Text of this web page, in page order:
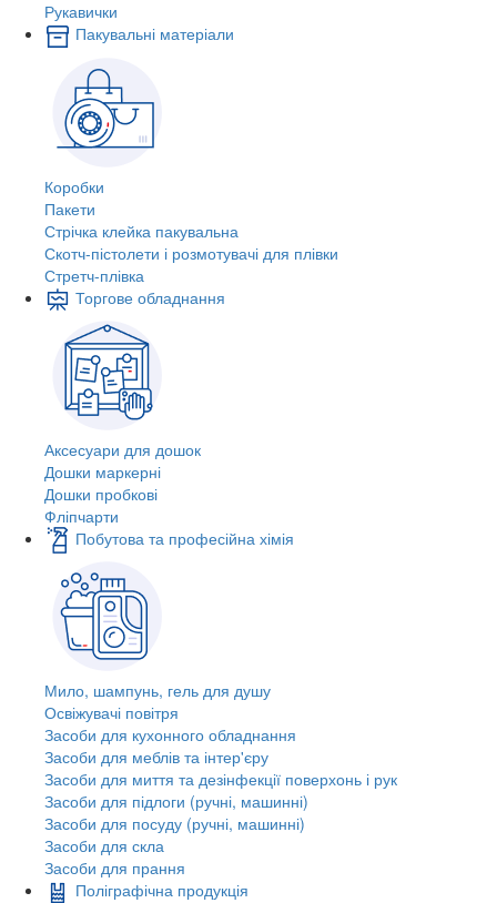
Рукавички
Пакувальні матеріали
Коробки
Пакети
Стрічка клейка пакувальна
Скотч-пістолети і розмотувачі для плівки
Стретч-плівка
Торгове обладнання
Аксесуари для дошок
Дошки маркерні
Дошки пробкові
Фліпчарти
Побутова та професійна хімія
Мило, шампунь, гель для душу
Освіжувачі повітря
Засоби для кухонного обладнання
Засоби для меблів та інтер'єру
Засоби для миття та дезінфекції поверхонь і рук
Засоби для підлоги (ручні, машинні)
Засоби для посуду (ручні, машинні)
Засоби для скла
Засоби для прання
Поліграфічна продукція